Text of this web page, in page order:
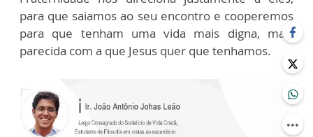
para que saiamos ao seu encontro e cooperemos
para que tenham uma vida mais digna, mais
parecida com a que Jesus quer que tenhamos.